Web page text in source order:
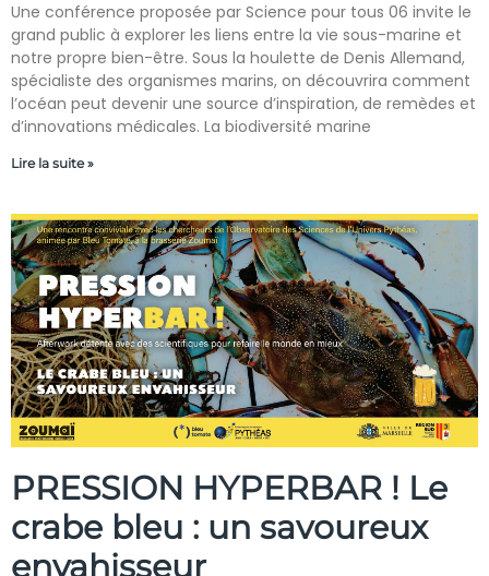
Une conférence proposée par Science pour tous 06 invite le
grand public à explorer les liens entre la vie sous-marine et
notre propre bien-être. Sous la houlette de Denis Allemand,
spécialiste des organismes marins, on découvrira comment
l’océan peut devenir une source d’inspiration, de remèdes et
d’innovations médicales. La biodiversité marine
Lire la suite »
PRESSION HYPERBAR ! Le
crabe bleu : un savoureux
envahisseur